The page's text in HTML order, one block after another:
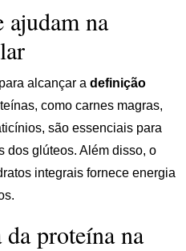
na
alcançar a definição
como carnes magras,
são essenciais para
dos glúteos. Além disso, o
integrais fornece energia
proteína na